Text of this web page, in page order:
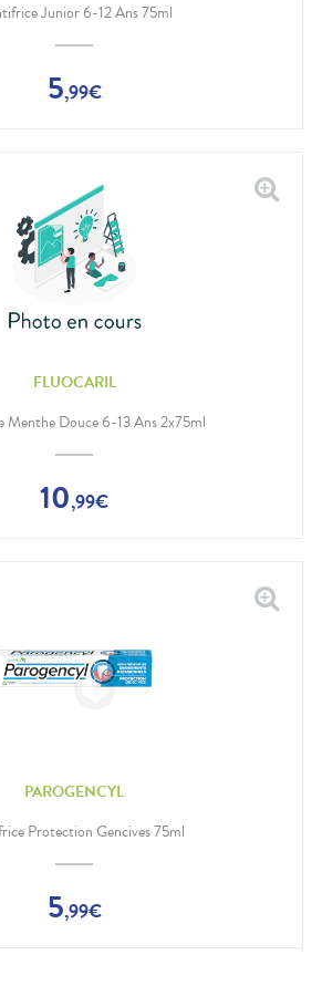
Junior 6-12 Ans 75ml
5,99€
FLUOCARIL
Menthe Douce 6-13 Ans 2x75ml
10,99€
PAROGENCYL
Protection Gencives 75ml
5,99€